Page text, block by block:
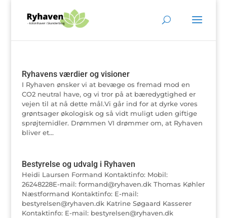
Ryhavens værdier og visioner
I Ryhaven ønsker vi at bevæge os fremad mod en
CO2 neutral have, og vi tror på at bæredygtighed er
vejen til at nå dette mål.Vi går ind for at dyrke vores
grøntsager økologisk og så vidt muligt uden giftige
sprøjtemidler. Drømmen VI drømmer om, at Ryhaven
bliver et...
Bestyrelse og udvalg i Ryhaven
Heidi Laursen Formand Kontaktinfo: Mobil:
26248228E-mail: formand@ryhaven.dk Thomas Køhler
Næstformand Kontaktinfo: E-mail:
bestyrelsen@ryhaven.dk Katrine Søgaard Kasserer
Kontaktinfo: E-mail: bestyrelsen@ryhaven.dk